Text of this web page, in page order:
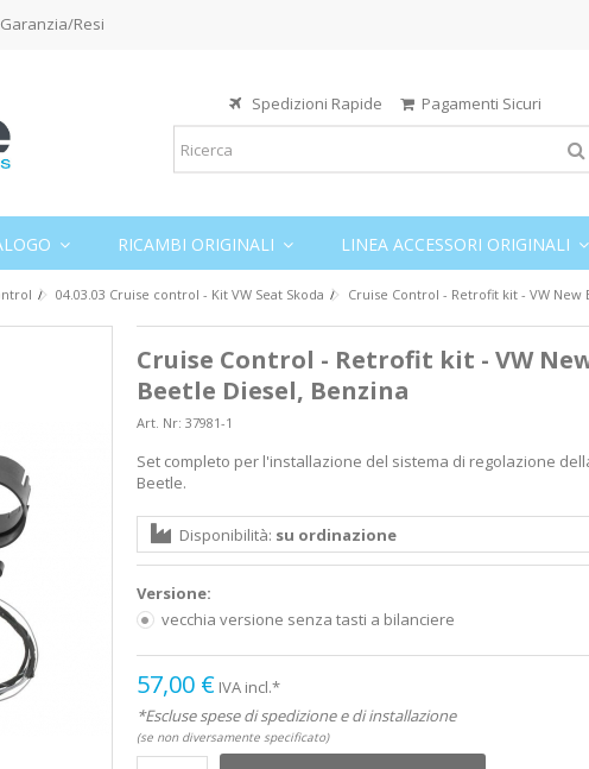
Garanzia/Resi
Spedizioni Rapide Pagamenti Sicuri
RICAMBI ORIGINALI LINEA ACCESSORI ORIGINALI
04.03.03 Cruise control - Kit VW Seat Skoda Cruise Control - Retrofit kit - VW New
Cruise Control - Retrofit kit - VW
Beetle Diesel, Benzina
Art. Nr: 37981-1
Set completo per l'installazione del sistema di regolazione
Beetle.
Disponibilità: su ordinazione
Versione:
vecchia versione senza tasti a bilanciere
57,00 € IVA incl.*
*Escluse spese di spedizione e di installazione
(se non diversamente specificato)